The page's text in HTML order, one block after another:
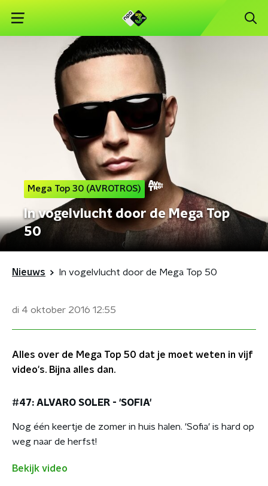
Mega Top 30 (AVROTROS)
In vogelvlucht door de Mega Top
50
Nieuws In vogelvlucht door de Mega Top 50
di 4 oktober 2016 12:55
Alles over de Mega Top 50 dat je moet weten in vijf
video's. Bijna alles dan.
#47: ALVARO SOLER - 'SOFIA'
Nog één keertje de zomer in huis halen. 'Sofia' is hard op
weg naar de herfst!
Bekijk video